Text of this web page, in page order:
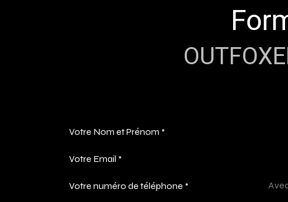
Votre Nom et Prénom *
Votre Email *
Votre numéro de téléphone *